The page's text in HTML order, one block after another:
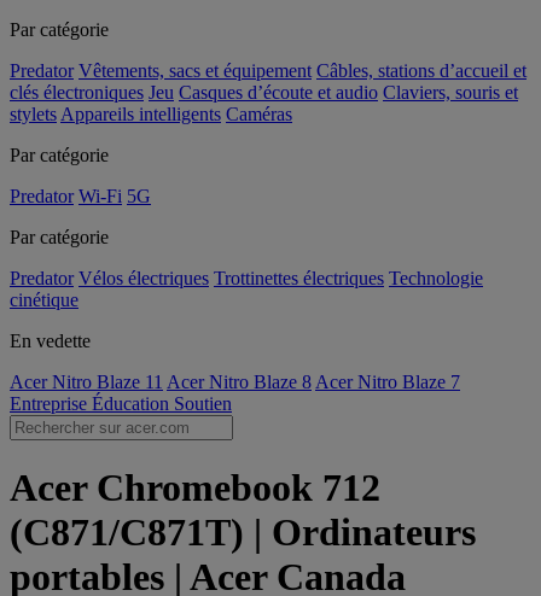
Par catégorie
Predator Vêtements, sacs et équipement Câbles, stations d’accueil et
clés électroniques Jeu Casques d’écoute et audio Claviers, souris et
stylets Appareils intelligents Caméras
Par catégorie
Predator Wi-Fi 5G
Par catégorie
Predator Vélos électriques Trottinettes électriques Technologie
cinétique
En vedette
Acer Nitro Blaze 11 Acer Nitro Blaze 8 Acer Nitro Blaze 7
Entreprise Éducation Soutien
Acer Chromebook 712
(C871/C871T) | Ordinateurs
portables | Acer Canada